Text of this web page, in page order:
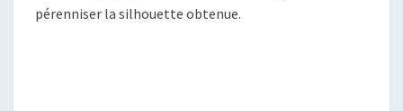
pérenniser la silhouette obtenue.